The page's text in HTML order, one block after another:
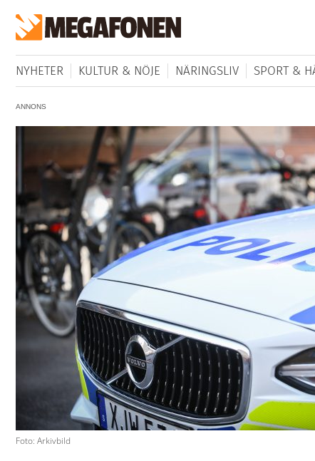
NYHETER KULTUR & NÖJE NÄRINGSLIV SPORT &
ANNONS
Foto: Arkivbild